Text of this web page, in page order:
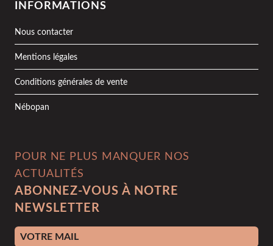
INFORMATIONS
Nous contacter
Mentions légales
Conditions générales de vente
Nébopan
POUR NE PLUS MANQUER NOS
ACTUALITÉS
ABONNEZ-VOUS À NOTRE
NEWSLETTER
Adresse e-mail